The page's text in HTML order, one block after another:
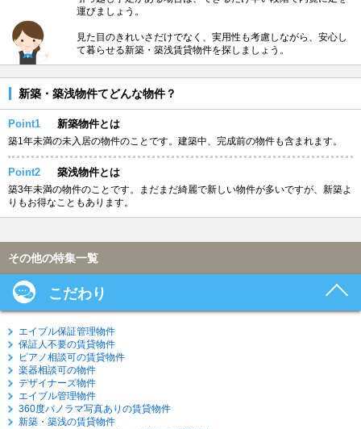
運びましょう。
見た目のきれいさだけでなく、実用性も考慮しながら、安心し
て暮らせる新築・築浅賃貸物件を探しましょう。
新築・築浅物件てどんな物件？
Point1 新築物件とは
築1年未満の未入居の物件のことです。建築中、完成前の物件も含まれます。
Point2 築浅物件とは
築3年未満の物件のことです。まだまだ綺麗で新しい物件が多いですが、新築よ
りもお得なこともあります。
その他の特集一覧
こだわり
エイブル保証管理物件
保証人不要の賃貸物件
ピアノ相談可の賃貸物件
楽器相談可の物件
デザイナーズ物件
エイブル管理物件
360度パノラマ写真ありの賃貸物件
新築・築浅の賃貸物件